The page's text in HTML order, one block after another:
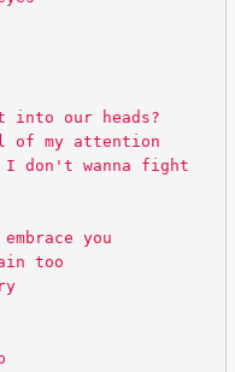
into our heads?
of my attention
don't wanna fight
you
too